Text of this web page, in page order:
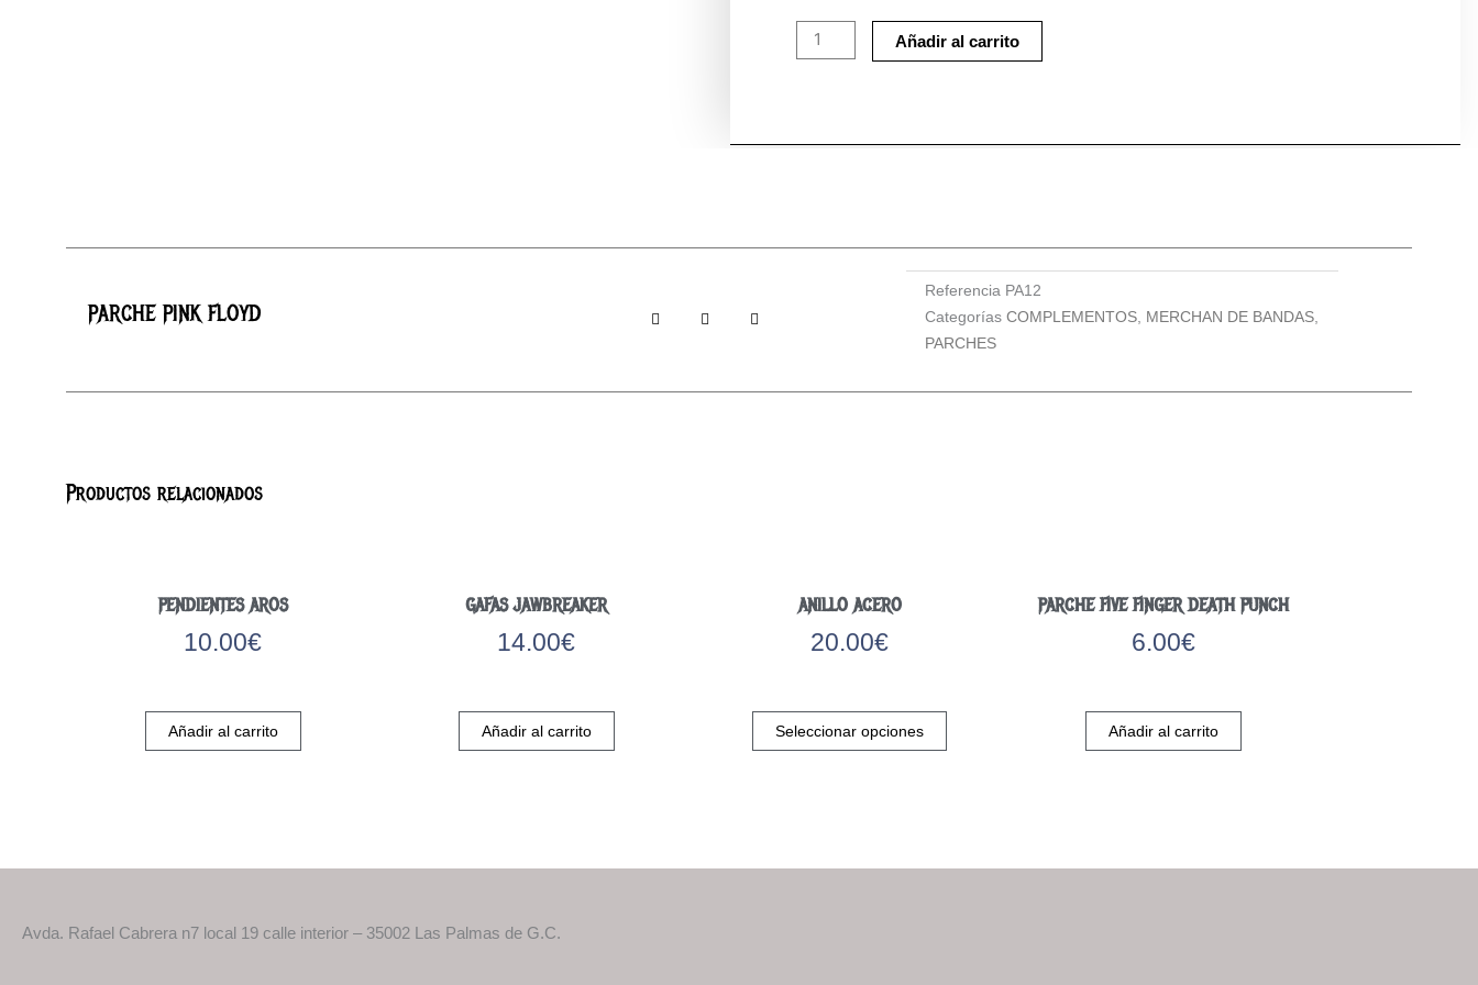
FLOYD
cantidad
Añadir al carrito
PARCHE PINK FLOYD
Referencia PA12
Categorías COMPLEMENTOS, MERCHAN DE BANDAS,
PARCHES
Productos relacionados
PENDIENTES AROS
10.00€
Añadir al carrito
GAFAS JAWBREAKER
14.00€
Añadir al carrito
ANILLO ACERO
20.00€
Seleccionar opciones
producto
se
PARCHE FIVE FINGER DEATH PUNCH
6.00€
Añadir al carrito
Avda. Rafael Cabrera n7 local 19 calle interior – 35002 Las Palmas de G.C.